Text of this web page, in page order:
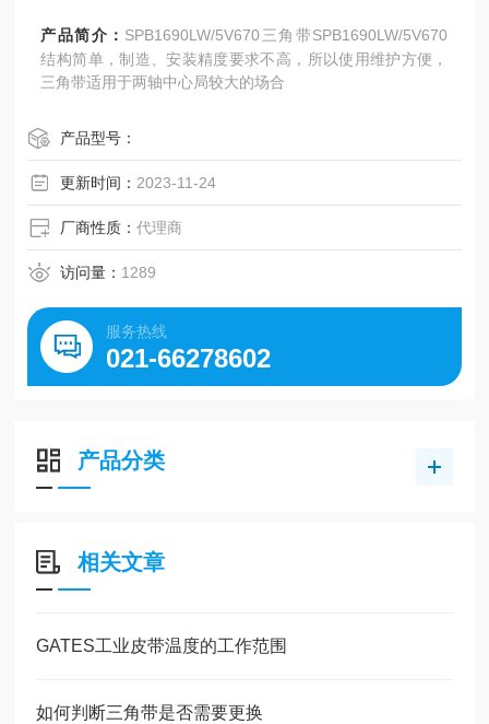
产品简介： SPB1690LW/5V670三角带SPB1690LW/5V670
结构简单，制造、安装精度要求不高，所以使用维护方便，
三角带适用于两轴中心局较大的场合
产品型号：
更新时间： 2023-11-24
厂商性质：代理商
访问量： 1289
服务热线
021-66278602
产品分类
相关文章
GATES工业皮带温度的工作范围
如何判断三角带是否需要更换